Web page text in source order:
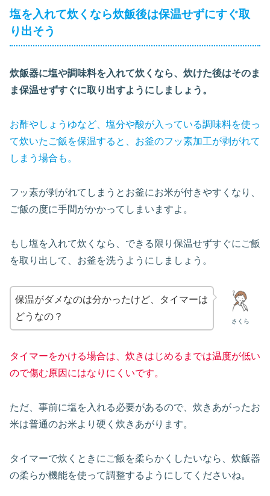
塩を入れて炊くなら炊飯後は保温せずにすぐ取
り出そう
炊飯器に塩や調味料を入れて炊くなら、炊けた後はそのま
ま保温せずすぐに取り出すようにしましょう。
お酢やしょうゆなど、塩分や酸が入っている調味料を使っ
て炊いたご飯を保温すると、お釜のフッ素加工が剥がれて
しまう場合も。
フッ素が剥がれてしまうとお釜にお米が付きやすくなり、
ご飯の度に手間がかかってしまいますよ。
もし塩を入れて炊くなら、できる限り保温せずすぐにご飯
を取り出して、お釜を洗うようにしましょう。
さくら
保温がダメなのは分かったけど、タイマーは
どうなの？
タイマーをかける場合は、炊きはじめるまでは温度が低い
ので傷む原因にはなりにくいです。
ただ、事前に塩を入れる必要があるので、炊きあがったお
米は普通のお米より硬く炊きあがります。
タイマーで炊くときにご飯を柔らかくしたいなら、炊飯器
の柔らか機能を使って調整するようにしてくださいね。